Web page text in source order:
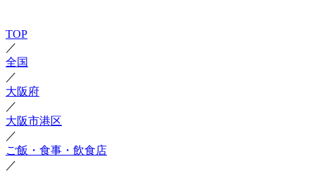
TOP
／
全国
／
大阪府
／
大阪市港区
／
ご飯・食事・飲食店
／